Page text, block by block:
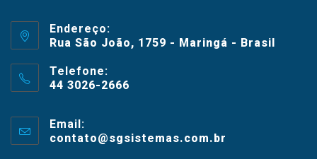
Endereço:
Rua São João, 1759 - Maringá - Brasil
Telefone:
44 3026-2666
Email:
contato@sgsistemas.com.br